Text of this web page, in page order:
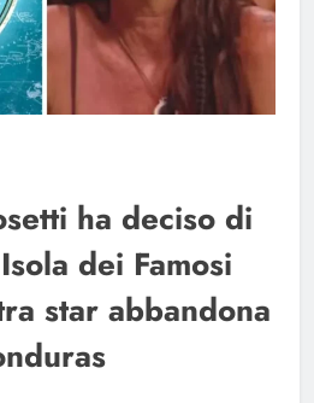
ha deciso di
dei Famosi
star abbandona